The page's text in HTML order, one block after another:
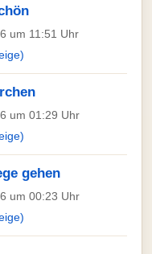
um 11:51 Uhr
um 01:29 Uhr
gehen
um 00:23 Uhr